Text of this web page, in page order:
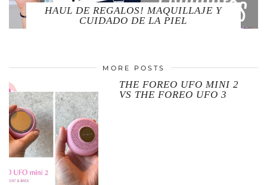
HAUL DE REGALOS! MAQUILLAJE Y
CUIDADO DE LA PIEL
MORE POSTS
THE FOREO UFO MINI 2
VS THE FOREO UFO 3